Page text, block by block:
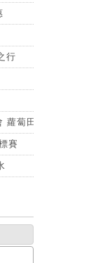
行
蔔田體驗活動
賽